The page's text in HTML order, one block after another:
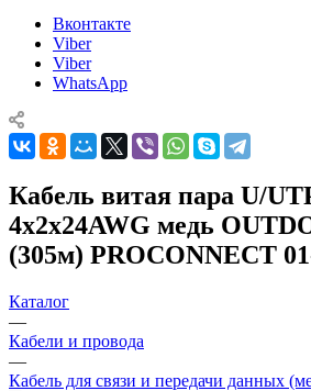
Вконтакте
Viber
Viber
WhatsApp
Кабель витая пара U/
4х2х24AWG медь
(305м) PROCONNECT
Каталог
—
Кабели и провода
—
Кабель для связи и передачи данных